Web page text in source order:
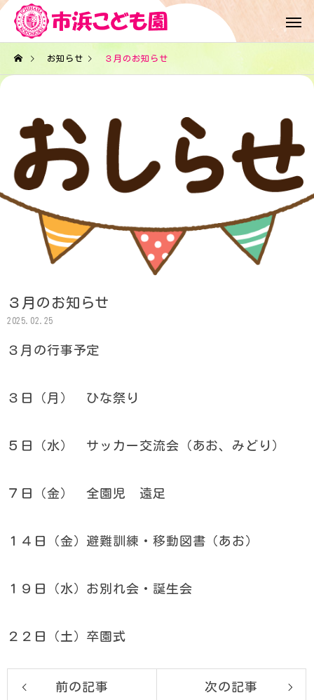
お知らせ ３月のお知らせ
３月のお知らせ
2025.02.25
３月の行事予定
３日（月） ひな祭り
５日（水） サッカー交流会（あお、みどり）
７日（金） 全園児 遠足
１４日（金）避難訓練・移動図書（あお）
１９日（水）お別れ会・誕生会
２２日（土）卒園式
前の記事 次の記事